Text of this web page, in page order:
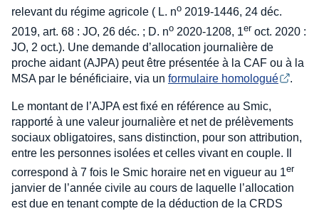
relevant du régime agricole ( L. no 2019-1446, 24 déc.
2019, art. 68 : JO, 26 déc. ; D. no 2020-1208, 1er oct. 2020 :
JO, 2 oct.). Une demande d’allocation journalière de
proche aidant (AJPA) peut être présentée à la CAF ou à la
MSA par le bénéficiaire, via un formulaire homologué .
Le montant de l’AJPA est fixé en référence au Smic,
rapporté à une valeur journalière et net de prélèvements
sociaux obligatoires, sans distinction, pour son attribution,
entre les personnes isolées et celles vivant en couple. Il
correspond à 7 fois le Smic horaire net en vigueur au 1er
janvier de l’année civile au cours de laquelle l’allocation
est due en tenant compte de la déduction de la CRDS